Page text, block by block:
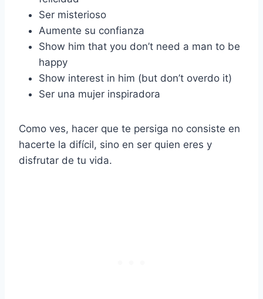
Ser misterioso
Aumente su confianza
Show him that you don’t need a man to be
happy
Show interest in him (but don’t overdo it)
Ser una mujer inspiradora
Como ves, hacer que te persiga no consiste en
hacerte la difícil, sino en ser quien eres y
disfrutar de tu vida.